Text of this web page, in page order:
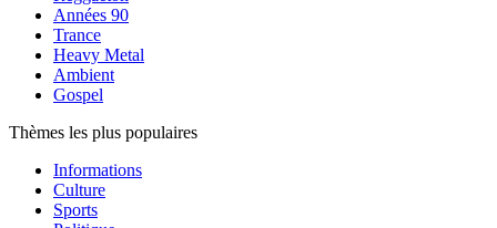
Années 90
Trance
Heavy Metal
Ambient
Gospel
Thèmes les plus populaires
Informations
Culture
Sports